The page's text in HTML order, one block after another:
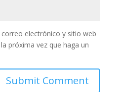
electrónico y sitio web
próxima vez que haga un